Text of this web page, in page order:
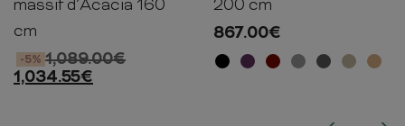
massif d’Acacia 160
cm
1,089.00€
-5%
1,034.55€
200 cm
867.00€